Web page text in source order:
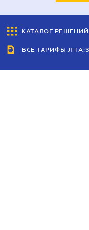
КАТАЛОГ РЕШЕНИЙ
ВСЕ ТАРИФЫ